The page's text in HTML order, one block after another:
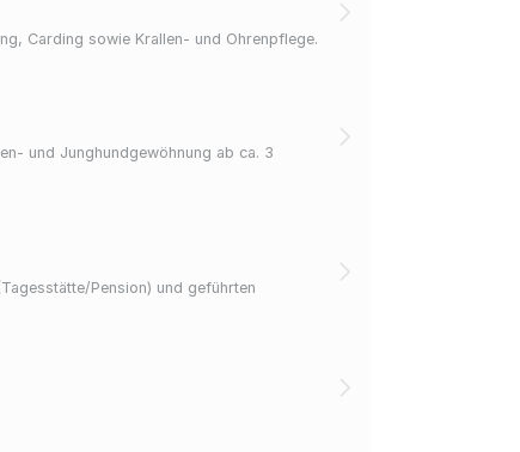
Carding sowie Krallen- und Ohrenpflege.
und Junghundgewöhnung ab ca. 3
Pension) und geführten